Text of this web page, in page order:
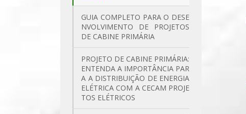
GUIA COMPLETO PARA O DESE
NVOLVIMENTO DE PROJETOS
DE CABINE PRIMÁRIA
PROJETO DE CABINE PRIMÁRIA:
ENTENDA A IMPORTÂNCIA PAR
A A DISTRIBUIÇÃO DE ENERGIA
ELÉTRICA COM A CECAM PROJE
TOS ELÉTRICOS